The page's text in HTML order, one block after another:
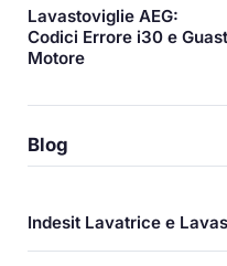
Lavastoviglie AEG:
Codici Errore i30 e
Motore
Blog
Indesit Lavatrice e